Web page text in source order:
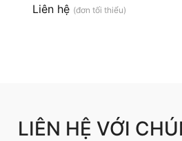
Liên hệ (đơn tối thiểu)
LIÊN HỆ VỚI